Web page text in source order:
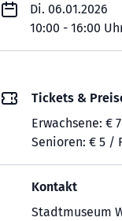
Di. 06.01.2026
10:00 - 16:00
Tickets &
Erwachsene: €
Senioren: € 5 /
Kontakt
Stadtmuseum